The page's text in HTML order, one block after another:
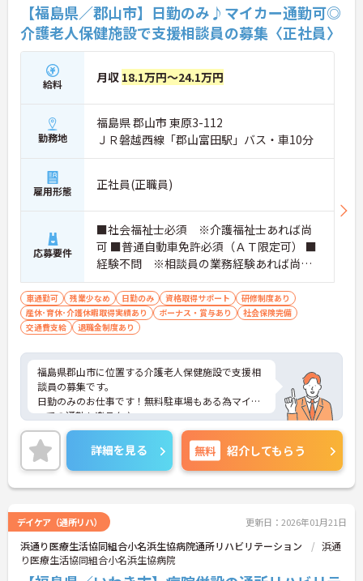
【福島県／郡山市】日勤のみ♪マイカー通勤可◎
介護老人保健施設で支援相談員の募集〈正社員〉
給料 月収 18.1万円～24.1万円
勤務地
福島県 郡山市 東原3-112
ＪＲ磐越西線「郡山富田駅」バス・車10分
雇用形態 正社員(正職員)
応募要件
■社会福祉士必須 ※介護福祉士あれば尚
可 ■普通自動車免許必須（ＡＴ限定可） ■
経験不問 ※相談員の業務経験あれば尚可
■必要なＰＣスキル：ワード、エクセル程
度
車通勤可 残業少なめ 日勤のみ 資格取得サポート
研修制度あり
産休･育休･介護休暇取得実績あり
ボーナス・賞与あり
社会保険完備
交通費支給
退職金制度あり
福島県郡山市に位置する介護老人保健施設で支援相
談員の募集です。
日勤のみのお仕事です！無料駐車場もある為マイカ
ーでの通勤も楽ラク♪
昇給、賞与があり、さらに福利厚生も充実している
のは嬉しいポイントです◎丁寧な研修とフォロー体
制で、経験に関わらず安心してスタートできます。
こちらの求人にご興味がございましたら面接のポイ
ントもお伝えしますので是非ご応募お待ちしており
詳細を見る 無料 紹介してもらう
デイケア（通所リハ） 更新日：2026年01月21日
浜通り医療生活協同組合小名浜生協病院通所リハビリテーション
浜通
り医療生活協同組合小名浜生協病院